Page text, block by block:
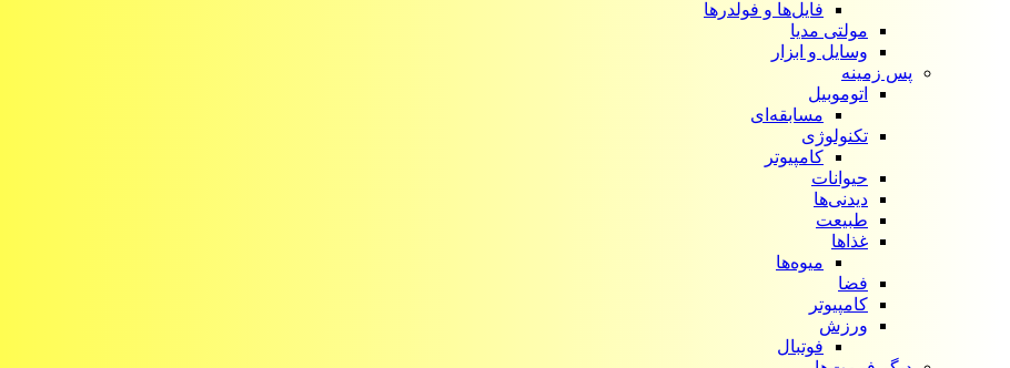
فایل‌ها و فولدرها
مولتی مدیا
وسایل و ابزار
پس زمینه
اتوموبیل
مسابقه‌ای
تکنولوژی
کامپیوتر
حیوانات
دیدنی‌ها
طبیعت
غذاها
میوه‌ها
فضا
کامپیوتر
ورزش
فوتبال